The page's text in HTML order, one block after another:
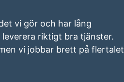
vi gör och har lång
riktigt bra tjänster.
vi jobbar brett på flertalet